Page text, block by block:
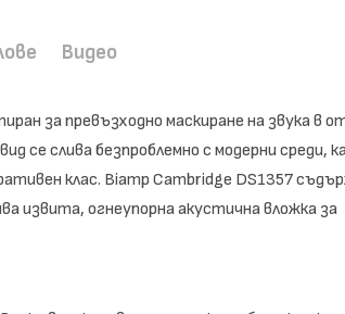
Видео
за превъзходно маскиране на звука в
се слива безпроблемно с модерни среди,
клас. Biamp Cambridge DS1357
извита, огнеупорна акустична вложка за